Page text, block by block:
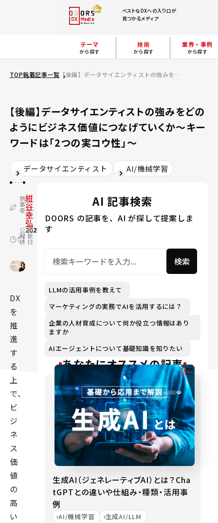
ベストなDXへの入り口が
見つかるメディア
テーマ
から探す
技術
から探す
業界・事例
から探す
TOP新着記事一覧 【後編】データサイエンティストの強みをどのようにビジネス価値につなげていくか～キーワードは「2つの実コウ性」～
【後編】データサイエンティストの強みをどの
ようにビジネス価値につなげていくか～キー
ワードは「2つの実コウ性」～
データサイエンティスト AI/機械学習
執
筆
者
紺
谷
幸
弘
公
開
日
2023.10.30
更
新
日
2024.03.07
DX
を
推
進
す
る
上
で、
ビ
ジ
ネ
ス
価
値
の
高
い
AI 記事検索
DOORS の記事を、AI が探して提案しま
す
検索
LLMの活用事例を教えて
マーケティングの実務でAIを活用するには？
企業の人材育成について何か役立つ情報はあり
ますか
AIエージェントについて基礎知識を知りたい
あなたにオススメの記事
生成AI（ジェネレーティブAI）とは？Cha
tGPTとの違いや仕組み・種類・活用事
例
AI/機械学習 生成AI/LLM